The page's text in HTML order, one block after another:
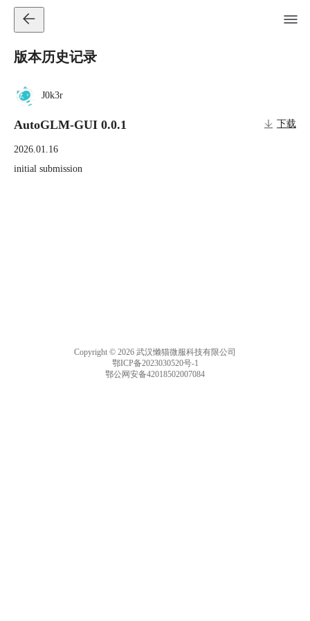
版本历史记录
J0k3r
AutoGLM-GUI 0.0.1 下载
2026.01.16
initial submission
Copyright © 2026 武汉懒猫微服科技有限公司
鄂ICP备2023030520号-1
鄂公网安备42018502007084